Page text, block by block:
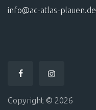
info@ac-atlas-plauen.de
Copyright © 2026